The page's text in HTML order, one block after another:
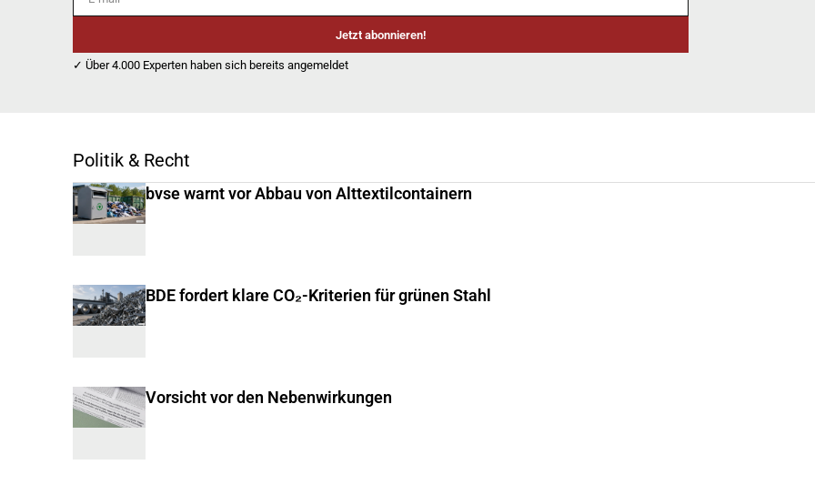
Jetzt abonnieren!
✓ Über 4.000 Experten haben sich bereits angemeldet
Politik & Recht
bvse warnt vor Abbau von Alttextilcontainern
BDE fordert klare CO₂-Kriterien für grünen Stahl
Vorsicht vor den Nebenwirkungen